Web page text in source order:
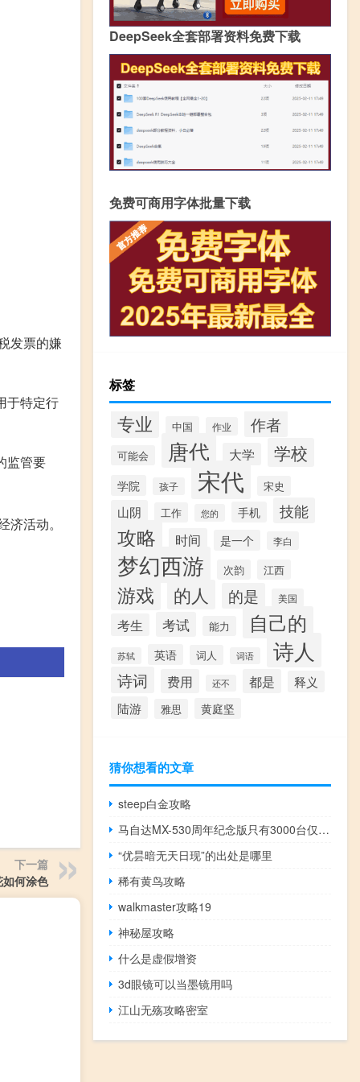
发票的嫌
于特定行
监管要
活动。
下一篇
如何涂色
DeepSeek全套部署资料免费下载
免费可商用字体批量下载
标签
专业 中国 作业 作者
可能会 唐代 大学 学校
学院 孩子 宋代 宋史
山阴 工作 您的 手机 技能
攻略 时间 是一个 李白
梦幻西游 次韵 江西
游戏 的人 的是 美国
考生 考试 能力 自己的
苏轼 英语 词人 词语 诗人
诗词 费用 还不 都是 释义
陆游 雅思 黄庭坚
猜你想看的文章
steep白金攻略
马自达MX-530周年纪念版只有3000台仅供手册使用
“优昙暗无天日现”的出处是哪里
稀有黄鸟攻略
walkmaster攻略19
神秘屋攻略
什么是虚假增资
3d眼镜可以当墨镜用吗
江山无殇攻略密室